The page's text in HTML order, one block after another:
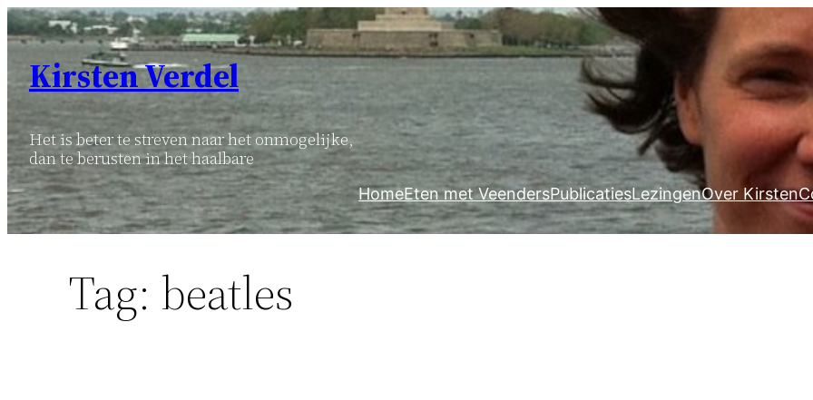
Ga
naar
inhoud
Kirsten Verdel
Het is beter te streven naar het onmogelijke,
dan te berusten in het haalbare
HomeEten met VeendersPublicatiesLezingenOver Kirsten
Tag: beatles